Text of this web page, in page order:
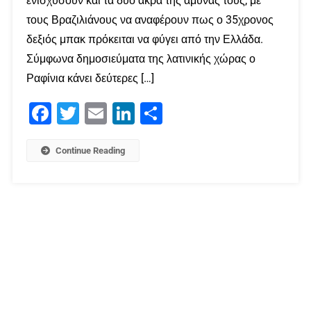
τους Βραζιλιάνους να αναφέρουν πως ο 35χρονος
δεξιός μπακ πρόκειται να φύγει από την Ελλάδα.
Σύμφωνα δημοσιεύματα της λατινικής χώρας ο
Ραφίνια κάνει δεύτερες […]
Facebook
Twitter Email LinkedIn
Continue Reading